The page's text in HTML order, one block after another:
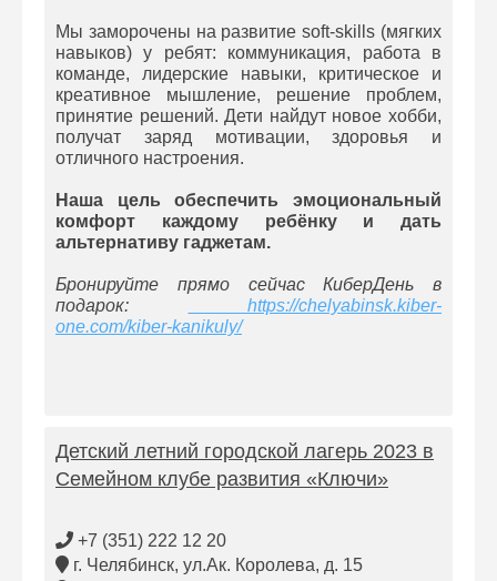
Мы заморочены на развитие soft-skills (мягких
навыков) у ребят: коммуникация, работа в
команде, лидерские навыки, критическое и
креативное мышление, решение проблем,
принятие решений. Дети найдут новое хобби,
получат заряд мотивации, здоровья и
отличного настроения.
Наша цель обеспечить эмоциональный
комфорт каждому ребёнку и дать
альтернативу гаджетам.
Бронируйте прямо сейчас КиберДень в
подарок:
https://chelyabinsk.kiber-
one.com/kiber-kanikuly/
Детский летний городской лагерь 2023 в
Семейном клубе развития «Ключи»
+7 (351) 222 12 20
г. Челябинск, ул.Ак. Королева, д. 15